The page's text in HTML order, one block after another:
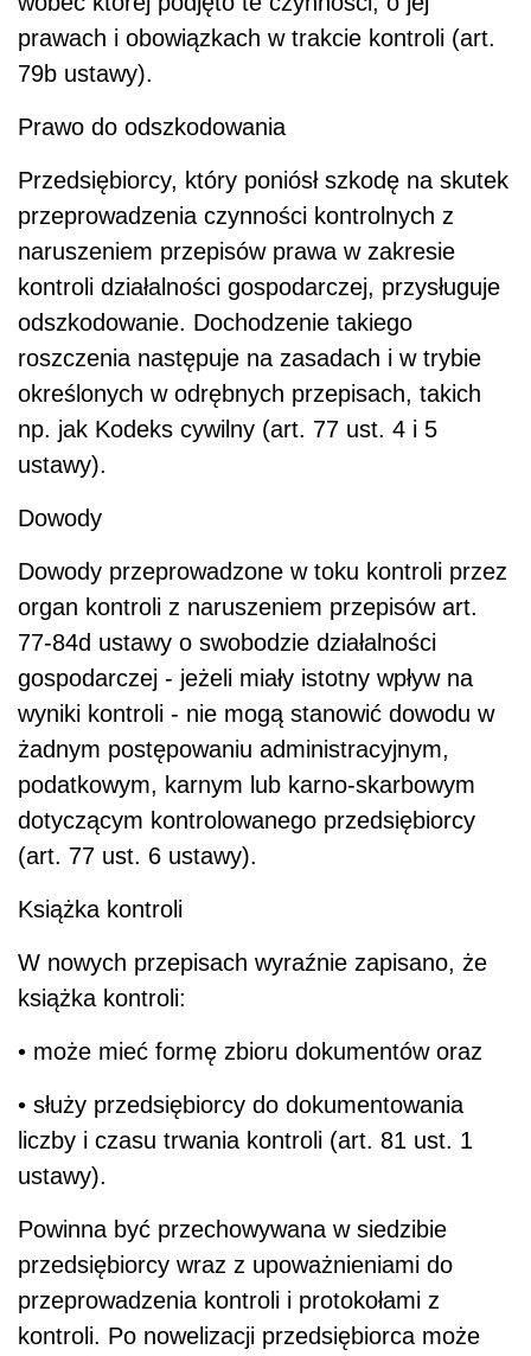
prawach i obowiązkach w trakcie kontroli (art.
79b ustawy).
Prawo do odszkodowania
Przedsiębiorcy, który poniósł szkodę na skutek
przeprowadzenia czynności kontrolnych z
naruszeniem przepisów prawa w zakresie
kontroli działalności gospodarczej, przysługuje
odszkodowanie. Dochodzenie takiego
roszczenia następuje na zasadach i w trybie
określonych w odrębnych przepisach, takich
np. jak Kodeks cywilny (art. 77 ust. 4 i 5
ustawy).
Dowody
Dowody przeprowadzone w toku kontroli przez
organ kontroli z naruszeniem przepisów art.
77-84d ustawy o swobodzie działalności
gospodarczej - jeżeli miały istotny wpływ na
wyniki kontroli - nie mogą stanowić dowodu w
żadnym postępowaniu administracyjnym,
podatkowym, karnym lub karno-skarbowym
dotyczącym kontrolowanego przedsiębiorcy
(art. 77 ust. 6 ustawy).
Książka kontroli
W nowych przepisach wyraźnie zapisano, że
książka kontroli:
• może mieć formę zbioru dokumentów oraz
• służy przedsiębiorcy do dokumentowania
liczby i czasu trwania kontroli (art. 81 ust. 1
ustawy).
Powinna być przechowywana w siedzibie
przedsiębiorcy wraz z upoważnieniami do
przeprowadzenia kontroli i protokołami z
kontroli. Po nowelizacji przedsiębiorca może